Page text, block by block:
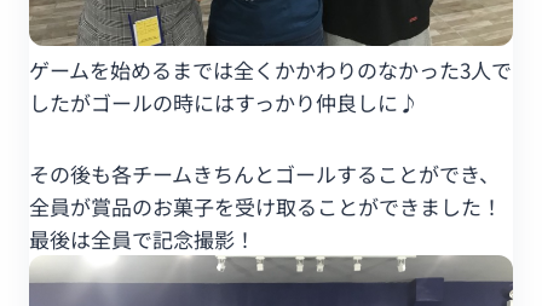
ゲームを始めるまでは全くかかわりのなかった3人で
したがゴールの時にはすっかり仲良しに♪
その後も各チームきちんとゴールすることができ、
全員が賞品のお菓子を受け取ることができました！
最後は全員で記念撮影！